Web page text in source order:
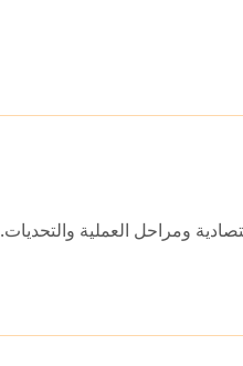
ومراحل العملية والتحديات.